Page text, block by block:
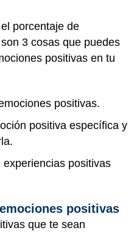
porcentaje de
3 cosas que puedes
positivas en tu
positivas.
positiva específica y
positivas
positivas
que te sean